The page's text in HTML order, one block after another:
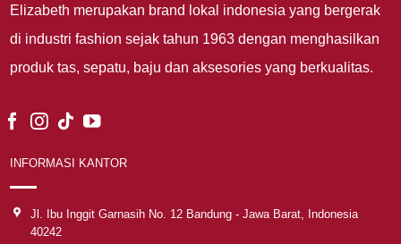
Elizabeth merupakan brand lokal indonesia yang bergerak
di industri fashion sejak tahun 1963 dengan menghasilkan
produk tas, sepatu, baju dan aksesories yang berkualitas.
INFORMASI KANTOR
Jl. Ibu Inggit Garnasih No. 12 Bandung - Jawa Barat, Indonesia
40242